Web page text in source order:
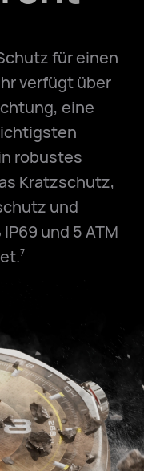
für einen
verfügt über
eine
robustes
Kratzschutz,
und
und 5 ATM
7